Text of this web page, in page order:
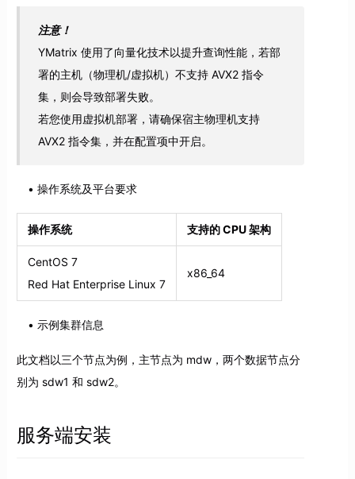
注意！
YMatrix 使用了向量化技术以提升查询性能，若部
署的主机（物理机/虚拟机）不支持 AVX2 指令
集，则会导致部署失败。
若您使用虚拟机部署，请确保宿主物理机支持
AVX2 指令集，并在配置项中开启。
操作系统及平台要求
操作系统 支持的 CPU 架构
CentOS 7
Red Hat Enterprise Linux 7
x86_64
示例集群信息
此文档以三个节点为例，主节点为 mdw，两个数据节点分
别为 sdw1 和 sdw2。
服务端安装